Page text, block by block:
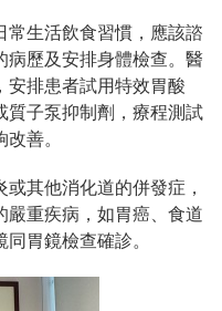
常生活飲食習慣，應該諮
病歷及安排身體檢查。醫
安排患者試用特效胃酸
質子泵抑制劑，療程測試
善。
其他消化道的併發症，
嚴重疾病，如胃癌、食道
胃鏡檢查確診。